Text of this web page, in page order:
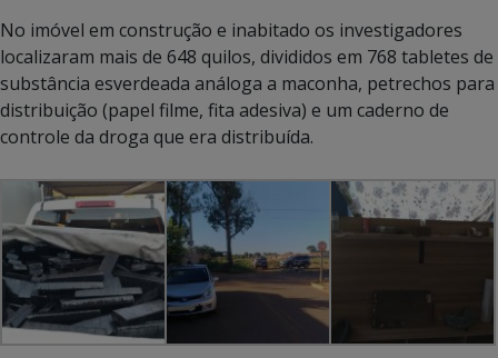
No imóvel em construção e inabitado os investigadores
localizaram mais de 648 quilos, divididos em 768 tabletes de
substância esverdeada análoga a maconha, petrechos para
distribuição (papel filme, fita adesiva) e um caderno de
controle da droga que era distribuída.